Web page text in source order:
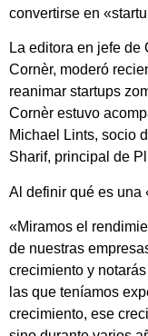
convertirse en
La editora en jefe
Cornèr, moderó
reanimar startups
Cornèr estuvo
Michael Lints, socio
Sharif, principal de
Al definir qué es una
«Miramos el
de nuestras
crecimiento y
las que teníamos
crecimiento, ese